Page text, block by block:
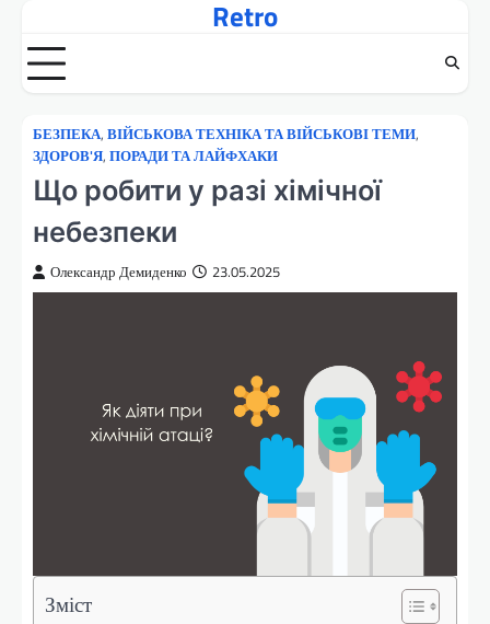
вмісту
Retro
БЕЗПЕКА, ВІЙСЬКОВА ТЕХНІКА ТА ВІЙСЬКОВІ ТЕМИ,
ЗДОРОВ'Я, ПОРАДИ ТА ЛАЙФХАКИ
Що робити у разі хімічної
небезпеки
Олександр Демиденко 23.05.2025
Зміст